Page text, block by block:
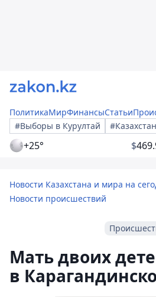
ПолитикаМирФинансыСтатьи
#Выборы в Курултай
+25° $
Новости Казахстана и мира на
Новости происшествий
Мать двоих
в